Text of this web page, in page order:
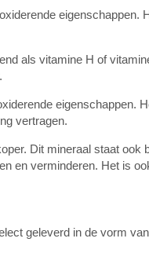
als vitamine H of
eigenschappen.
vertragen.
Dit mineraal staat
en verminderen. Het is
geleverd in de vorm